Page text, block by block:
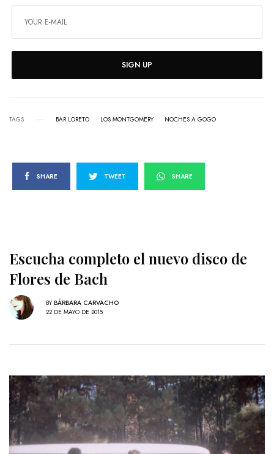
SIGN UP
TAGS BAR LORETO LOS MONTGOMERY NOCHES A GOGO
SHARE TWEET SHARE
Escucha completo el nuevo disco de
Flores de Bach
BY BÁRBARA CARVACHO
22 DE MAYO DE 2015